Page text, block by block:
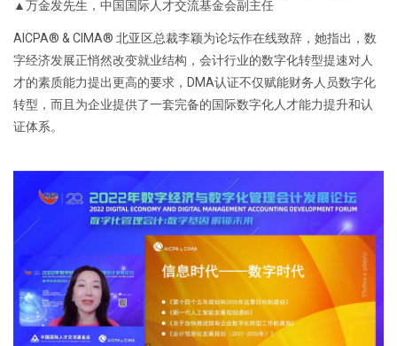
▲万金发先生，中国国际人才交流基金会副主任
AICPA® & CIMA® 北亚区总裁李颖为论坛作在线致辞，她指出，数
字经济发展正悄然改变就业结构，会计行业的数字化转型提速对人
才的素质能力提出更高的要求，DMA认证不仅赋能财务人员数字化
转型，而且为企业提供了一套完备的国际数字化人才能力提升和认
证体系。